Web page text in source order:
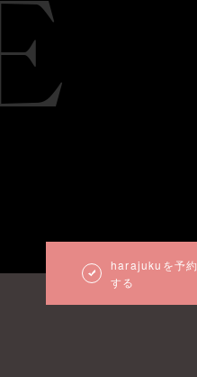
harajukuを予約
する